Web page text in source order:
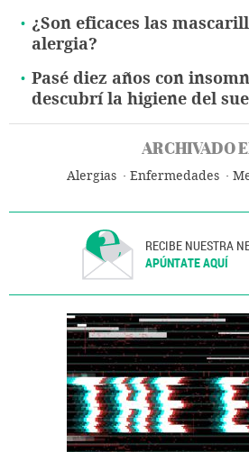
¿Son eficaces las
alergia?
Pasé diez años con
descubrí la higiene del
ARCHIVADO
Alergias Enfermedades
RECIBE NUESTRA
APÚNTATE AQUÍ